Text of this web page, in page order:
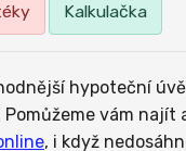
Kalkulačka
hypoteční
vám najít
, i když